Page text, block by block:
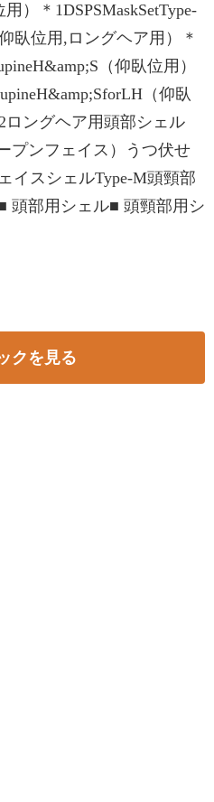
）＊1DSPSMaskSetType-
臥位用,ロングヘア用）＊
（仰臥位用）
（仰臥
ロングヘア用頭部シェル
プンフェイス）うつ伏せ
イスシェルType-M頭頸部
頭部用シェル■ 頭頸部用シ
クを見る